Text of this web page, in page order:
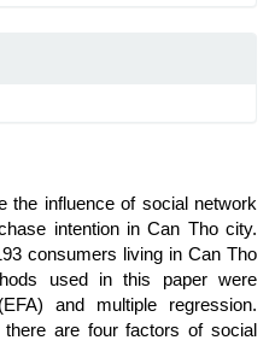
the influence of social network
intention in Can Tho city.
consumers living in Can Tho
used in this paper were
and multiple regression.
are four factors of social